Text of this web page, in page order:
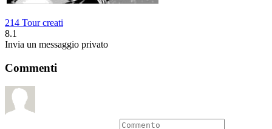
214 Tour creati
8.1
Invia un messaggio privato
Commenti